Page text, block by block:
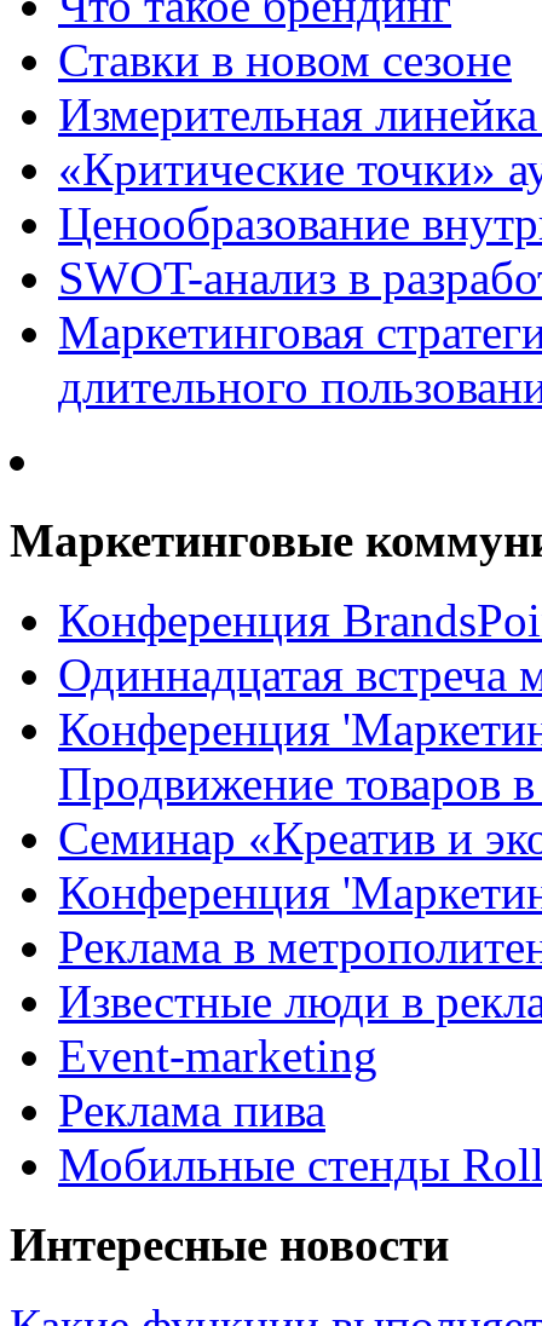
Ставки в новом сезоне
Измерительная
«Критические точки»
Ценообразование
SWOT-анализ в
Маркетинговая
длительного
Маркетинговые
Конференция
Одиннадцатая
Конференция
Продвижение товаров
Семинар «Креатив и
Конференция
Реклама в
Известные люди в
Event-marketing
Реклама пива
Мобильные стенды
Интересные новости